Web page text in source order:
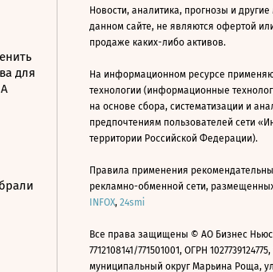
для
Новости, аналитика, прогнозы и
данном сайте, не являются офертой
продаже каких-либо активов.
На информационном ресурсе
технологии (информационные
на основе сбора, систематизации и
предпочтениям пользователей сети
территории Российской Федерации).
Правила применения
рекламно-обменной сети,
INFOX, 24smi
Все права защищены © АО Бизнес
7712108141/771501001, ОГРН
муниципальный округ Марьина Роща,